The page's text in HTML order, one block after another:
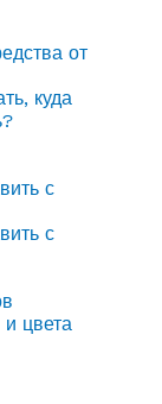
от
куда
с
с
цвета